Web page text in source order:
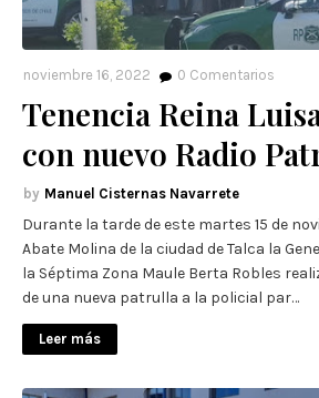
noviembre 16, 2022 0 Comentarios
Tenencia Reina
con nuevo Radio
Manuel Cisternas Navarrete
Durante la tarde de este martes 15 de
Abate Molina de la ciudad de Talca la
la Séptima Zona Maule Berta Robles
de una nueva patrulla a la policial par…
Leer más